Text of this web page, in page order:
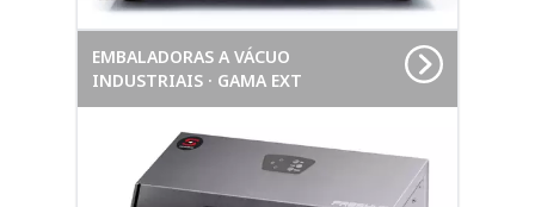
EMBALADORAS A VÁCUO
INDUSTRIAIS · GAMA EXT